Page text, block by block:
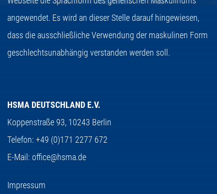
angewendet. Es wird an dieser Stelle darauf hingewiesen,
dass die ausschließliche Verwendung der maskulinen Form
geschlechtsunabhängig verstanden werden soll.
HSMA DEUTSCHLAND E.V.
Koppenstraße 93, 10243 Berlin
Telefon: +49 (0)171 2277 672
E-Mail: office@hsma.de
Impressum